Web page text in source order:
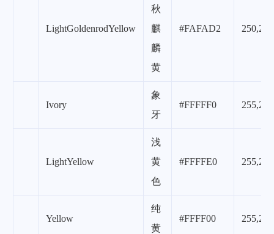
LightGoldenrodYellow
秋
麒
麟
黄
#FAFAD2
Ivory
象
牙
#FFFFF0
LightYellow
浅
黄
色
#FFFFE0
Yellow
纯
黄
#FFFF00